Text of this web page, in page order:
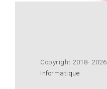
.
Copyright 2018- 2026
Informatique